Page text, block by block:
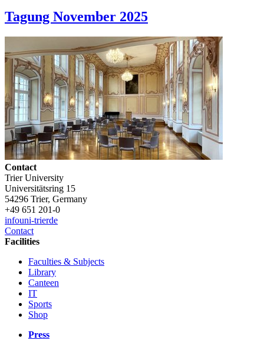
Tagung November 2025
Contact
Trier University
Universitätsring 15
54296 Trier, Germany
+49 651 201-0
infouni-trierde
Contact
Facilities
Faculties & Subjects
Library
Canteen
IT
Sports
Shop
Press